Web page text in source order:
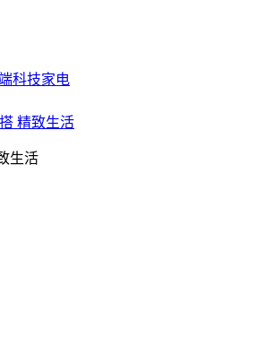
科技家电
精致生活
生活